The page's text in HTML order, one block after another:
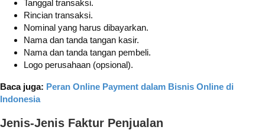
Tanggal transaksi.
Rincian transaksi.
Nominal yang harus dibayarkan.
Nama dan tanda tangan kasir.
Nama dan tanda tangan pembeli.
Logo perusahaan (opsional).
Baca juga: Peran Online Payment dalam Bisnis Online di
Indonesia
Jenis-Jenis Faktur Penjualan